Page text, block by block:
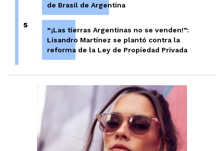
de Brasil de Argentina
5
“¡Las tierras Argentinas no se venden!”:
Lisandro Martínez se plantó contra la
reforma de la Ley de Propiedad Privada